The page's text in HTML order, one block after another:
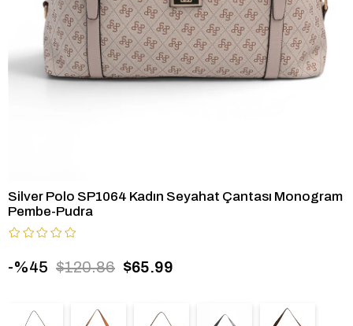
Silver Polo SP1064 Kadın Seyahat Çantası Monogram
Pembe-Pudra
45 $120.86 $65.99